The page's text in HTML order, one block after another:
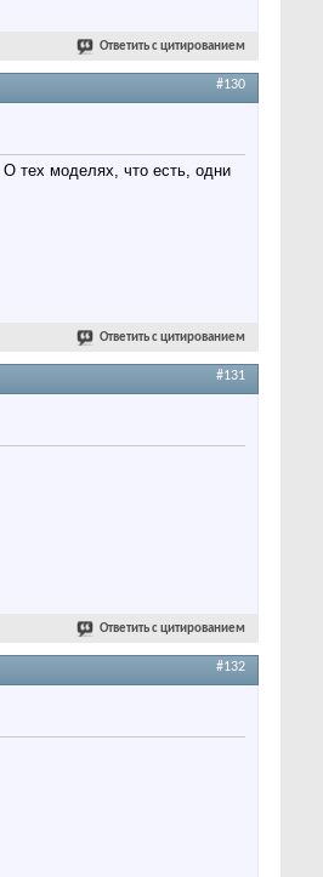
Ответить с цитированием
#130
тех моделях, что есть, одни
Ответить с цитированием
#131
Ответить с цитированием
#132